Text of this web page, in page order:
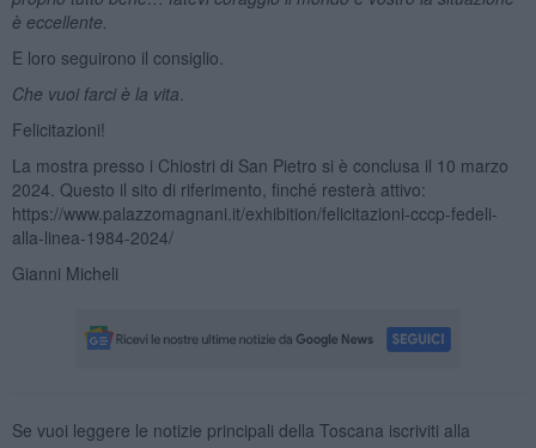
è eccellente.
E loro seguirono il consiglio.
Che vuoi farci è la vita
Felicitazioni!
La mostra presso i Chiostri di San Pietro si è conclusa il 10 marzo
2024. Questo il sito di riferimento, finché resterà attivo:
https://www.palazzomagnani.it/exhibition/felicitazioni-cccp-fedeli-
alla-linea-1984-2024/
Gianni Micheli
Se vuoi leggere le notizie principali della Toscana iscriviti alla